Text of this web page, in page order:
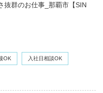
抜群のお仕事_那覇市【SIN
OK 入社日相談OK